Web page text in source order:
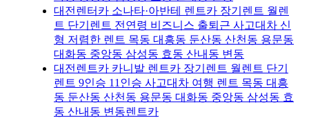
대전렌터카 소나타·아반테 렌트카 장기렌트 월렌
트 단기렌트 전연령 비즈니스 출퇴근 사고대차 신
형 저렴한 렌트 목동 대흥동 둔산동 산천동 용문동
대화동 중앙동 삼성동 효동 산내동 변동
대전렌트카 카니발 렌트카 장기렌트 월렌트 단기
렌트 9인승 11인승 사고대차 여행 렌트 목동 대흥
동 둔산동 산천동 용문동 대화동 중앙동 삼성동 효
동 산내동 변동렌트카